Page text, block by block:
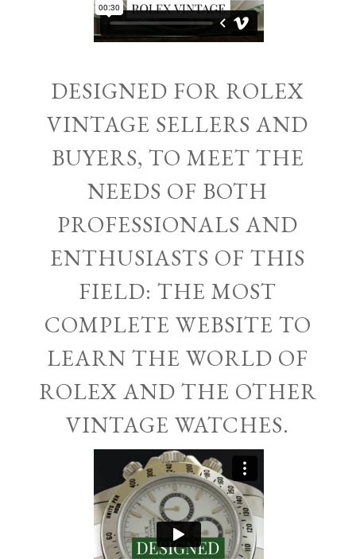
DESIGNED FOR ROLEX
VINTAGE SELLERS AND
BUYERS, TO MEET THE
NEEDS OF BOTH
PROFESSIONALS AND
ENTHUSIASTS OF THIS
FIELD: THE MOST
COMPLETE WEBSITE TO
LEARN THE WORLD OF
ROLEX AND THE OTHER
VINTAGE WATCHES.